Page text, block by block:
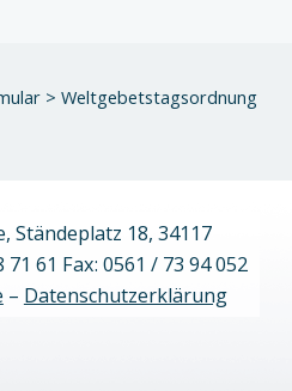
> Weltgebetstagsordnung
Ständeplatz 18, 34117
71 61 Fax: 0561 / 73 94 052
– Datenschutzerklärung